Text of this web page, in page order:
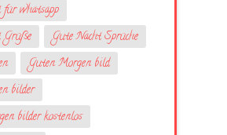
whatsapp
Grüße
Gute Nacht Sprüche
Guten Morgen bild
bilder
bilder kostenlos